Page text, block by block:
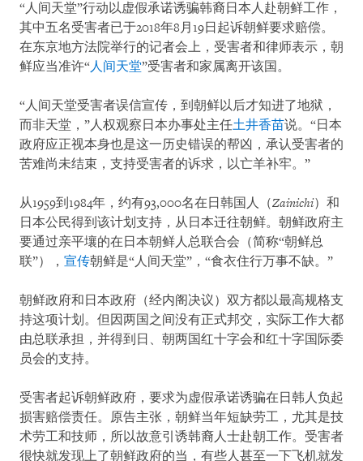
“人间天堂”行动以虚假承诺诱骗韩裔日本人赴朝鲜工作，
其中五名受害者已于2018年8月19日起诉朝鲜要求赔偿。
在东京地方法院举行的记者会上，受害者和律师表示，朝
鲜应当准许“人间天堂”受害者和家属离开该国。
“人间天堂受害者误信宣传，到朝鲜以后才知进了地狱，
而非天堂，”人权观察日本办事处主任土井香苗说。“日本
政府应正视本身也是这一历史错误的帮凶，承认受害者的
苦难尚未结束，支持受害者的诉求，以亡羊补牢。”
从1959到1984年，约有93,000名在日韩国人（Zainichi）和
日本公民得到该计划支持，从日本迁往朝鲜。朝鲜政府主
要通过亲平壤的在日本朝鲜人总联合会（简称“朝鲜总
联”）， 宣传朝鲜是“人间天堂”，“食衣住行万事不缺。”
朝鲜政府和日本政府（经内阁决议）双方都以最高规格支
持这项计划。但因两国之间没有正式邦交，实际工作大都
由总联承担，并得到日、朝两国红十字会和红十字国际委
员会的支持。
受害者起诉朝鲜政府，要求为虚假承诺诱骗在日韩人负起
损害赔偿责任。原告主张，朝鲜当年短缺劳工，尤其是技
术劳工和技师，所以故意引诱韩裔人士赴朝工作。受害者
很快就发现上了朝鲜政府的当，有些人甚至一下飞机就发